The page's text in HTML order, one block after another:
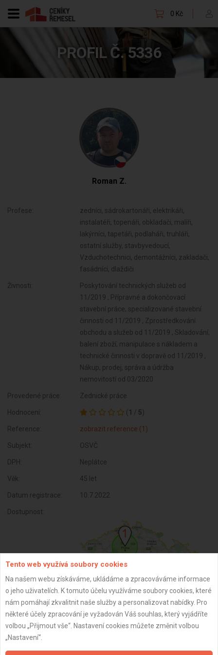
0 Kč
PROFIL Č. 5336
Roman Z.
Profese:
zedníci, sádrokartonáři, elektrikáři,
instalatéři, topenáři, obkladači, malíři,
lakýrníci, tapetáři, podlaháři, truhláři,
ostatní služby, stavbyvedoucí,
Vzduchotechnici, demontážníci, zakladači,
fasádníci, dlaždiči
Živnosti:
Poskytování technických služeb od
11/2019 , Přípravné a dokončovací
stavební práce, specializované stavební
činnosti od 11/2019 , Zprostředkování
obchodu a služeb od 11/2019 , Skladování,
balení zboží, manipulace s nákladem a
technické činnosti v dopravě od 11/2019 ,
Nákup, prodej, správa a údržba
nemovitostí od 03/2020
Provedené práce: Zednické práce
Hodnocení: ( 1 / 5)
Reference: zobrazit reference (1)
Subjekt: OSVČ
DPH: Neplátce
Věk: 45 let
Datum registrace: 10.7.2022
Dostupnost:
ZPĚT
Tento web využívá soubory cookies
Na našem webu získáváme, ukládáme a zpracováváme informace
o jeho uživatelích. K tomuto účelu využíváme soubory cookies, které
nám pomáhají zkvalitnit naše služby a personalizovat nabídky. Pro
některé účely zpracování je vyžadován Váš souhlas, který vyjádříte
volbou „Přijmout vše“. Nastavení cookies můžete změnit volbou
„Nastavení“.